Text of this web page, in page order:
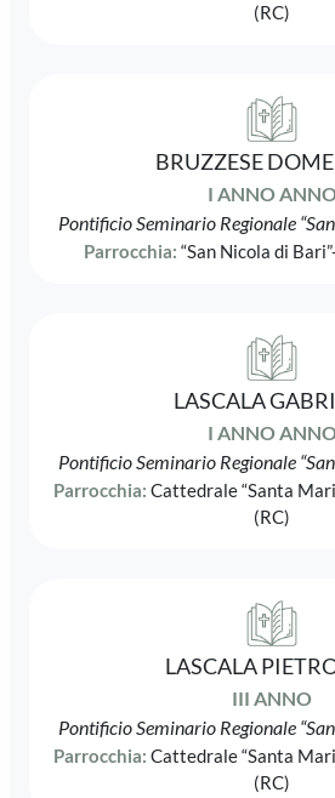
(RC)
BRUZZESE
I ANNO
Pontificio Seminario Regionale
Parrocchia: “San Nicola di
LASCALA
I ANNO
Pontificio Seminario Regionale
Parrocchia: Cattedrale “Santa
(RC)
LASCALA
III ANNO
Pontificio Seminario Regionale
Parrocchia: Cattedrale “Santa
(RC)